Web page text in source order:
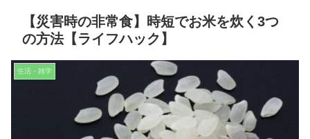
【災害時の非常食】時短でお米を炊く3つ
の方法【ライフハック】
生活・雑学